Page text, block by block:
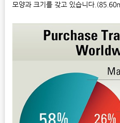
모양과 크기를 갖고 있습니다